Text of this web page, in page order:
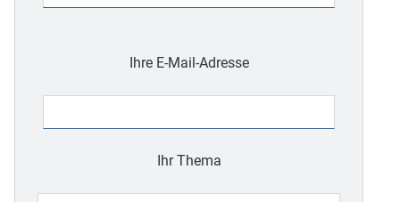
leer.
Ihre E-Mail-Adresse
Ihr Thema